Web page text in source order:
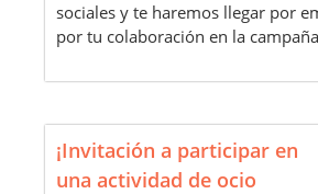
sociales y te haremos llegar por
por tu colaboración en la
¡Invitación a participar en
una actividad de ocio